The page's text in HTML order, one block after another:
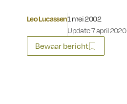
Leo LucassenGepubliceerd op:
1 mei 2002
Update 7 april 2020
Bewaar bericht